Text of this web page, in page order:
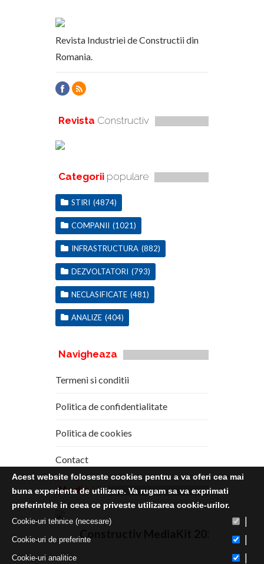
Revista Industriei de Constructii din
Romania.
Revista Constructiv
Categorii populare
STIRI (4874)
COMPANII (1021)
INFRASTRUCTURA (882)
DEZVOLTATORI (793)
NECLASIFICATE (481)
ANALIZE (404)
Navigheaza
Termeni si conditii
Politica de confidentialitate
Politica de cookies
Contact
Media Kit
Constructiv MediaKit 2020
Acest website foloseste cookies pentru a va oferi cea mai
buna experienta de utilizare. Va rugam sa va exprimati
preferintele in ceea ce priveste utilizarea cookie-urilor.
Cookie-uri tehnice (necesare)
Cookie-uri de preferinte
Cookie-uri analitice